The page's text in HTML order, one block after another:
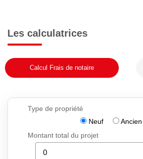
Les calculatrices
Calcul Frais de notaire